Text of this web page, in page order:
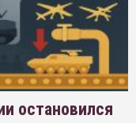
остановился